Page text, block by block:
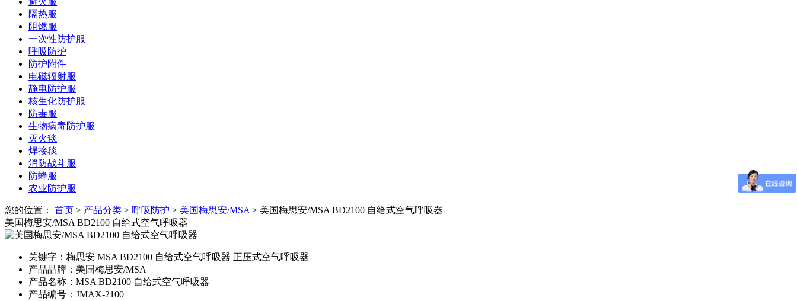
隔热服
阻燃服
一次性防护服
呼吸防护
防护附件
电磁辐射服
静电防护服
核生化防护服
防毒服
生物病毒防护服
灭火毯
焊接毯
消防战斗服
防蜂服
农业防护服
您的位置： 首页 > 产品分类 > 呼吸防护 > 美国梅思安/MSA > 美国梅思安/MSA BD2100 自给式空气呼吸器
美国梅思安/MSA BD2100 自给式空气呼吸器
关键字： 梅思安 MSA BD2100 自给式空气呼吸器 正压式空气呼吸器
产品品牌： 美国梅思安/MSA
产品名称： MSA BD2100 自给式空气呼吸器
产品编号： JMAX-2100